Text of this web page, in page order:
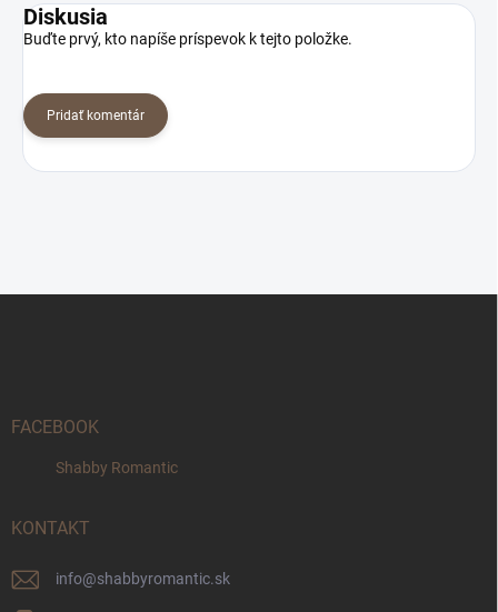
Diskusia
Buďte prvý, kto napíše príspevok k tejto položke.
Pridať komentár
FACEBOOK
Shabby Romantic
KONTAKT
info@shabbyromantic.sk